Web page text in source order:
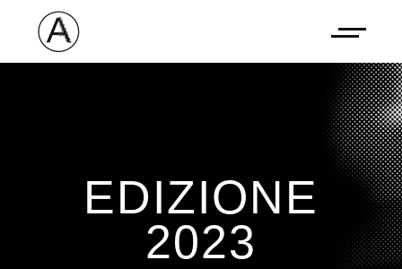
EDIZIONE
2023